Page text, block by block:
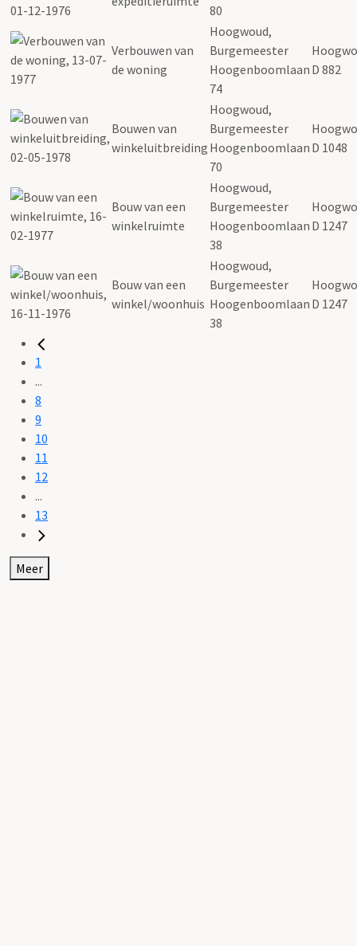
80
Verbouwen van
de woning
Hoogwoud,
Burgemeester
Hoogenboomlaan
74
D 882
Bouwen van
winkeluitbreiding
Hoogwoud,
Burgemeester
Hoogenboomlaan
70
D 1048
Bouw van een
winkelruimte
Hoogwoud,
Burgemeester
Hoogenboomlaan
38
D 1247
Bouw van een
winkel/woonhuis
Hoogwoud,
Burgemeester
Hoogenboomlaan
38
D 1247
1
...
8
9
10
11
12
...
13
Meer